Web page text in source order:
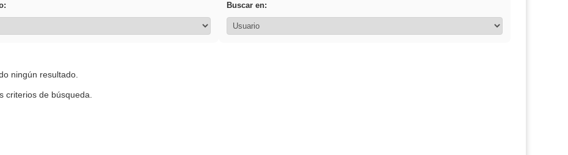
Buscar en:
ningún resultado.
criterios de búsqueda.